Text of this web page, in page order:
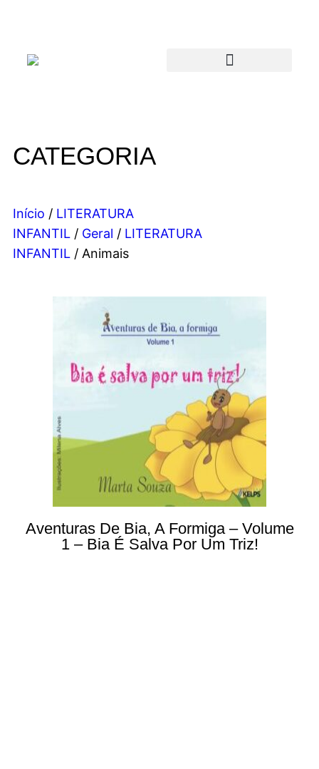
CATEGORIA
Início / LITERATURA
INFANTIL / Geral / LITERATURA
INFANTIL / Animais
Aventuras De Bia, A Formiga – Volume
1 – Bia É Salva Por Um Triz!